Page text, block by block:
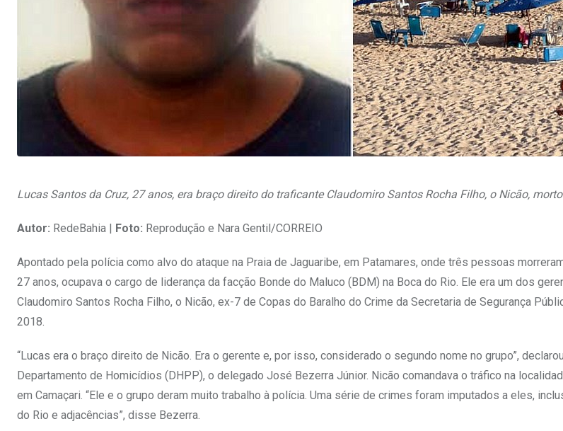
Lucas Santos da Cruz, 27 anos, era braço direito do traficante Claudomiro Santos Rocha Filho, o Nicão,
Autor: RedeBahia | Foto: Reprodução e Nara Gentil/CORREIO
Apontado pela polícia como alvo do ataque na Praia de Jaguaribe, em Patamares, onde três pessoas
27 anos, ocupava o cargo de liderança da facção Bonde do Maluco (BDM) na Boca do Rio. Ele era um dos
Claudomiro Santos Rocha Filho, o Nicão, ex-7 de Copas do Baralho do Crime da Secretaria de Segurança
2018.
“Lucas era o braço direito de Nicão. Era o gerente e, por isso, considerado o segundo nome no grupo”,
Departamento de Homicídios (DHPP), o delegado José Bezerra Júnior. Nicão comandava o tráfico na
em Camaçari. “Ele e o grupo deram muito trabalho à polícia. Uma série de crimes foram imputados a eles,
do Rio e adjacências”, disse Bezerra.